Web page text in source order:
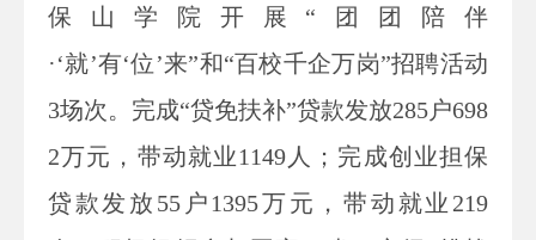
保山学院开展“团团陪伴
·‘就’有‘位’来”和“百校千企万岗”招聘活动
3场次。完成“贷免扶补”贷款发放285户698
2万元，带动就业1149人；完成创业担保
贷款发放55户1395万元，带动就业219